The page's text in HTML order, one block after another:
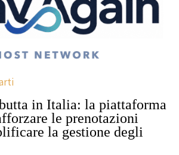
in Italia: la piattaforma
le prenotazioni
la gestione degli